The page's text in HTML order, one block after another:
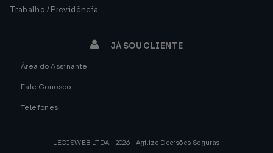
Trabalho / Previdência
JÁ SOU CLIENTE
Área do Assinante
Fale Conosco
Telefones
LEGISWEB LTDA - 2026 - Agilize Decisões Seguras